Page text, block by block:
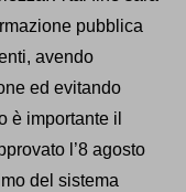
pubblica
avendo
ed evitando
è importante il
l’8 agosto
del sistema